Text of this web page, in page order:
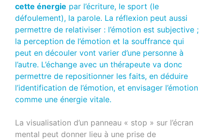
cette énergie par l’écriture, le sport (le
défoulement), la parole. La réflexion peut aussi
permettre de relativiser : l’émotion est subjective ;
la perception de l’émotion et la souffrance qui
peut en découler vont varier d’une personne à
l’autre. L’échange avec un thérapeute va donc
permettre de repositionner les faits, en déduire
l’identification de l’émotion, et envisager l’émotion
comme une énergie vitale.
La visualisation d’un panneau « stop » sur l’écran
mental peut donner lieu à une prise de